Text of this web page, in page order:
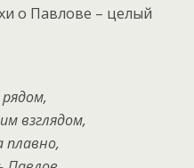
о Павлове – целый